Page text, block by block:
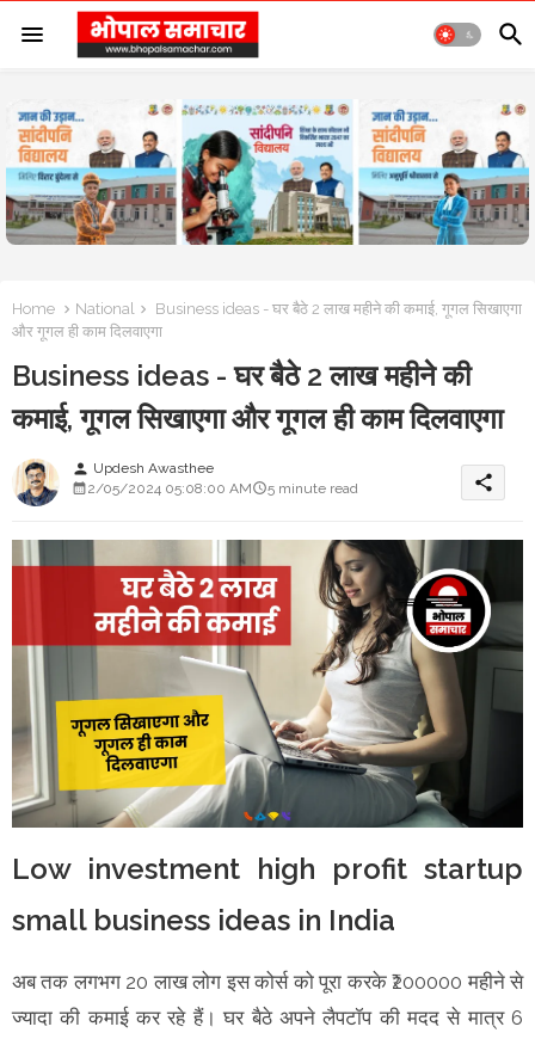
Home National
Business ideas - घर बैठे 2 लाख महीने की कमाई, गूगल सिखाएगा
और गूगल ही काम दिलवाएगा
Business ideas - घर बैठे 2 लाख महीने की
कमाई, गूगल सिखाएगा और गूगल ही काम दिलवाएगा
person Updesh Awasthee
2/05/2024 05:08:00 AM
5 minute read share
Low investment high profit startup
small business ideas in India
अब तक लगभग 20 लाख लोग इस कोर्स को पूरा करके ₹200000 महीने से
ज्यादा की कमाई कर रहे हैं। घर बैठे अपने लैपटॉप की मदद से मात्र 6